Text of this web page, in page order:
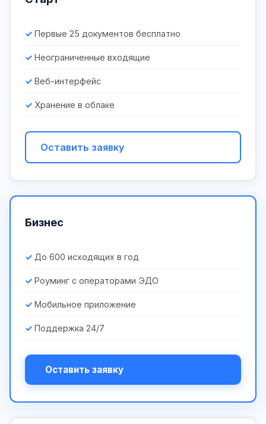
Первые 25 документов бесплатно
Неограниченные входящие
Веб-интерфейс
Хранение в облаке
Оставить заявку
Бизнес
До 600 исходящих в год
Роуминг с операторами ЭДО
Мобильное приложение
Поддержка 24/7
Оставить заявку